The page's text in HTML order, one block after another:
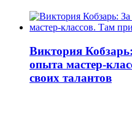
Виктория
опыта мастер-
своих талантов